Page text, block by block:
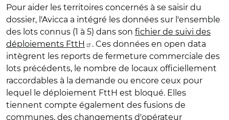
Pour aider les territoires concernés à se saisir du
dossier, l'Avicca a intégré les données sur l'ensemble
des lots connus (1 à 5) dans son fichier de suivi des
déploiements FttH
. Ces données en open data
intègrent les reports de fermeture commerciale des
lots précédents, le nombre de locaux officiellement
raccordables à la demande ou encore ceux pour
lequel le déploiement FttH est bloqué. Elles
tiennent compte également des fusions de
communes, des changements d'opérateur